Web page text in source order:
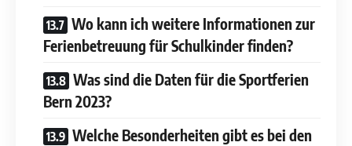
Wo kann ich weitere Informationen zur
Ferienbetreuung für Schulkinder finden?
Was sind die Daten für die Sportferien
Bern 2023?
Welche Besonderheiten gibt es bei den